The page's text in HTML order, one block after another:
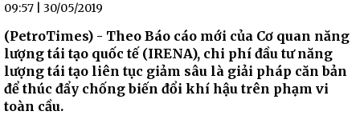
09:57 | 30/05/2019
(PetroTimes) - Theo Báo cáo mới của Cơ quan năng
lượng tái tạo quốc tế (IRENA), chi phí đầu tư năng
lượng tái tạo liên tục giảm sâu là giải pháp căn bản
để thúc đẩy chống biến đổi khí hậu trên phạm vi
toàn cầu.